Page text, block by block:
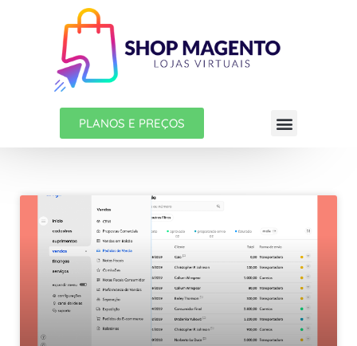
PLANOS E PREÇOS